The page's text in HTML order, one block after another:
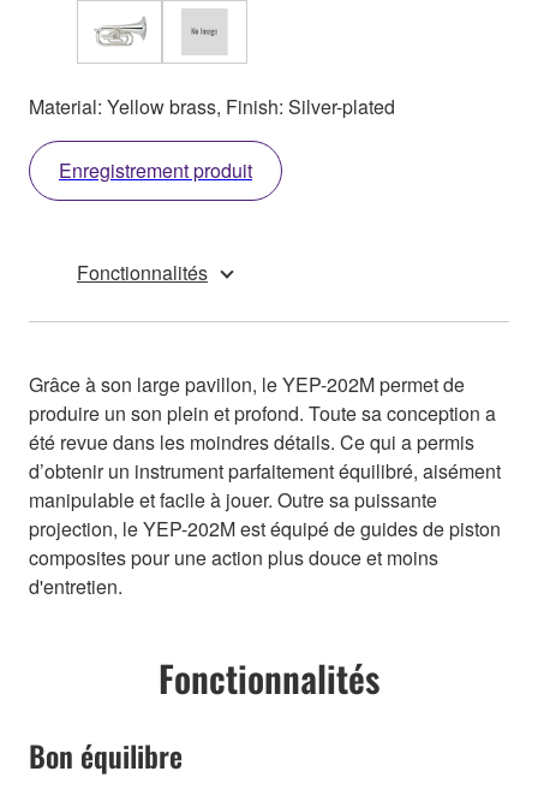
Material: Yellow brass, Finish: Silver-plated
Enregistrement produit
Fonctionnalités
Grâce à son large pavillon, le YEP-202M permet de
produire un son plein et profond. Toute sa conception a
été revue dans les moindres détails. Ce qui a permis
d’obtenir un instrument parfaitement équilibré, aisément
manipulable et facile à jouer. Outre sa puissante
projection, le YEP-202M est équipé de guides de piston
composites pour une action plus douce et moins
d'entretien.
Fonctionnalités
Bon équilibre